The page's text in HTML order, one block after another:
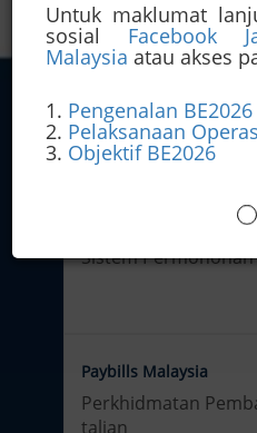
Pautan Pantas
Warga MDLBS
Sistem
Paybills Malaysia
Perkhidmatan
talian
Untuk maklumat
sosial Facebook
Malaysia atau akses
1. Pengenalan BE2026
2. Pelaksanaan
3. Objektif BE2026